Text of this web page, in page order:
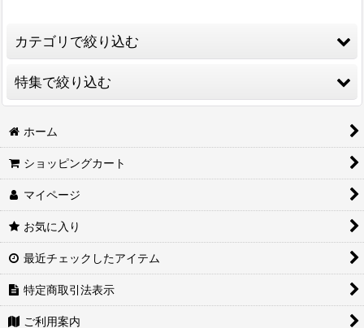
カテゴリで絞り込む
しんちゃんグッズシリーズ
鉄道グッズ
コラボレーショングッズ
駅名キーホルダー
特集で絞り込む
マスキングテープ
ラバーキーホルダー
ホーム
ショッピングカート
マイページ
お気に入り
最近チェックしたアイテム
特定商取引法表示
ご利用案内